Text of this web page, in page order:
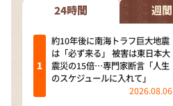
24時間 週間
約10年後に南海トラフ巨大地震
は「必ず来る」 被害は東日本大
震災の15倍…専門家断言「人生
のスケジュールに入れて」
2026.08.06